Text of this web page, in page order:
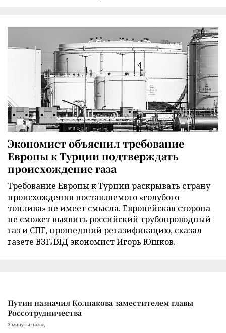
Экономист объяснил требование
Европы к Турции подтверждать
происхождение газа
Требование Европы к Турции раскрывать страну
происхождения поставляемого «голубого
топлива» не имеет смысла. Европейская сторона
не сможет выявить российский трубопроводный
газ и СПГ, прошедший регазификацию, сказал
газете ВЗГЛЯД экономист Игорь Юшков.
Путин назначил Колпакова заместителем главы
Россотрудничества
3 минуты назад